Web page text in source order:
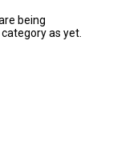
being
as yet.